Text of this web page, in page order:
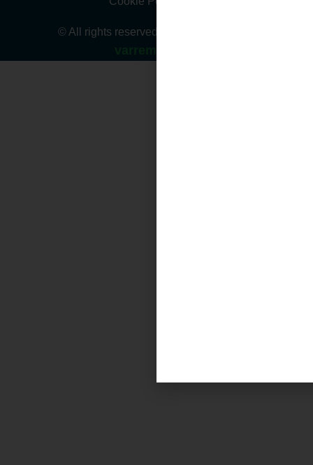
© All rights reserved. Website design by